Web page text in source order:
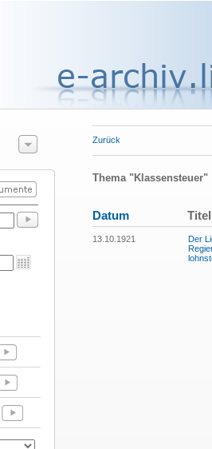
Zurück
Thema "Klassensteuer"
Datum Titel
13.10.1921
Der